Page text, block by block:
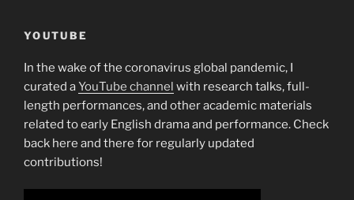
YOUTUBE
In the wake of the coronavirus global pandemic, I
curated aYouTube channel with research talks, full-
length performances, and other academic materials
related to early English drama and performance. Check
back here and there for regularly updated
contributions!